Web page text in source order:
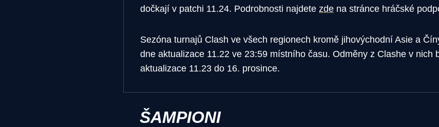
dočkají v patchi 11.24. Podrobnosti najdete zde na stránce hráčské
Sezóna turnajů Clash ve všech regionech kromě jihovýchodní Asie a
dne aktualizace 11.22 ve 23:59 místního času. Odměny z Clashe v nich
aktualizace 11.23 do 16. prosince.
ŠAMPIONI